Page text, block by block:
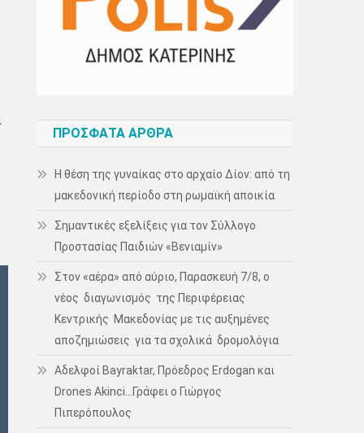
ΠΡΌΣΦΑΤΑ ΆΡΘΡΑ
Η θέση της γυναίκας στο αρχαίο Δίον: από τη
μακεδονική περίοδο στη ρωμαϊκή αποικία
Σημαντικές εξελίξεις για τον Σύλλογο
Προστασίας Παιδιών «Βενιαμίν»
Στον «αέρα» από αύριο, Παρασκευή 7/8, ο
νέος διαγωνισμός της Περιφέρειας
Κεντρικής Μακεδονίας με τις αυξημένες
αποζημιώσεις για τα σχολικά δρομολόγια
Αδελφοί Bayraktar, Πρόεδρος Erdogan και
Drones Akinci…Γράφει ο Γιώργος
Πιπερόπουλος